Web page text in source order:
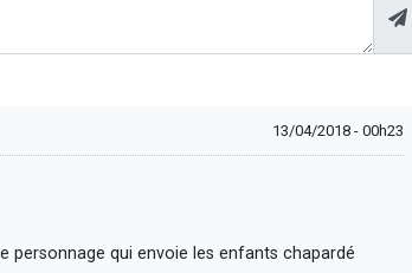
13/04/2018 - 00h23
qui envoie les enfants chapardé